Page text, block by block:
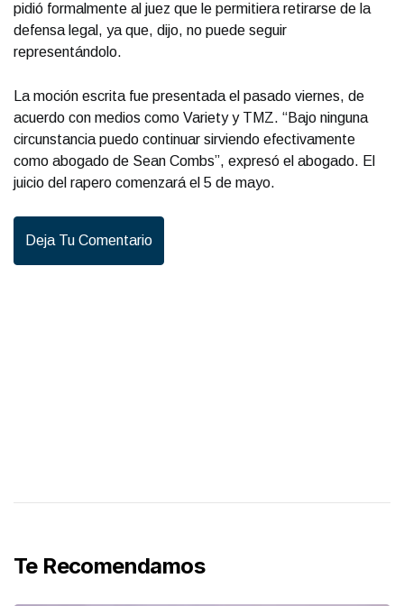
pidió formalmente al juez que le permitiera retirarse de la
defensa legal, ya que, dijo, no puede seguir
representándolo.
La moción escrita fue presentada el pasado viernes, de
acuerdo con medios como Variety y TMZ. “Bajo ninguna
circunstancia puedo continuar sirviendo efectivamente
como abogado de Sean Combs”, expresó el abogado. El
juicio del rapero comenzará el 5 de mayo.
Deja Tu Comentario
Te Recomendamos